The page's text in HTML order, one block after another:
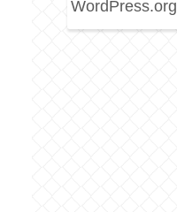
WordPress.org